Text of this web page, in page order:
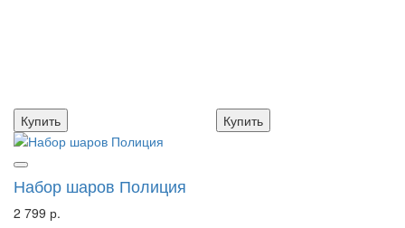
Купить Купить
Набор шаров Полиция
2 799 р.